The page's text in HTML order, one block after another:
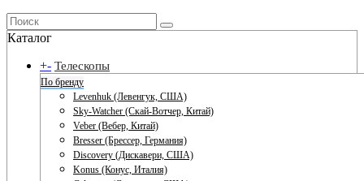
Каталог
+- Телескопы
По бренду
Levenhuk (Левенгук, США)
Sky-Watcher (Скай-Вотчер, Китай)
Veber (Вебер, Китай)
Bresser (Брессер, Германия)
Discovery (Дискавери, США)
Konus (Конус, Италия)